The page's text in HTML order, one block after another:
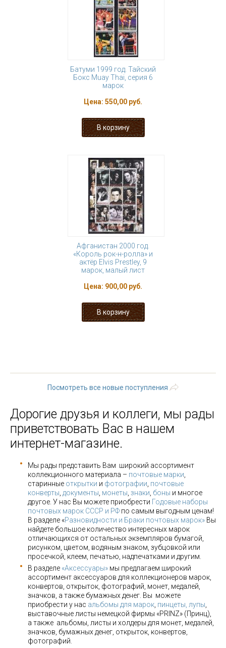
Батуми 1999 год. Тайский
Бокс Muay Thai, серия 6
марок
Цена: 550,00 руб.
Афганистан 2000 год.
«Король рок-н-ролла» и
актёр Elvis Prestley, 9
марок, малый лист
Цена: 900,00 руб.
Посмотреть все новые поступления
Дорогие друзья и коллеги, мы рады
приветствовать Вас в нашем
интернет-магазине.
Мы рады представить Вам широкий ассортимент
коллекционного материала – почтовые марки
старинные открытки и фотографии почтовые
конверты документы монеты знаки боны и многое
другое. У нас Вы можете приобрести Годовые наборы
почтовых марок СССР и РФ по самым выгодным ценам!
В разделе «Разновидности и Браки почтовых марок» Вы
найдете большое количество интересных марок
отличающихся от остальных экземпляров бумагой,
рисунком, цветом, водяным знаком, зубцовкой или
просечкой, клеем, печатью, надпечатками и другим.
В разделе «Аксессуары» мы предлагаем широкий
ассортимент аксессуаров для коллекционеров марок,
конвертов, открыток, фотографий, монет, медалей,
значков, а также бумажных денег. Вы можете
приобрести у нас альбомы для марок пинцеты, лупы
выставочные листы немецкой фирмы «PRINZ» (Принц),
а также альбомы, листы и холдеры для монет, медалей,
значков, бумажных денег, открыток, конвертов,
фотографий.